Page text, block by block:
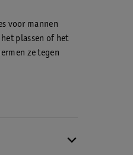
voor mannen
plassen of het
ze tegen